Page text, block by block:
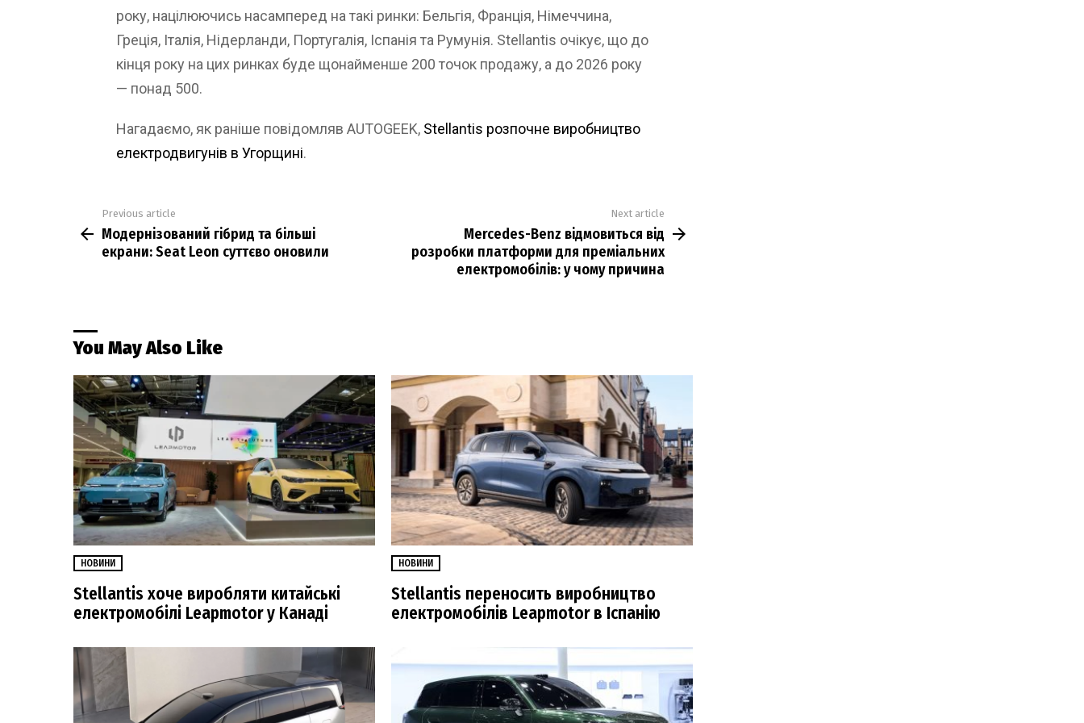
року, націлюючись насамперед на такі ринки: Бельгія, Франція, Німеччина,
Греція, Італія, Нідерланди, Португалія, Іспанія та Румунія. Stellantis очікує, що до
кінця року на цих ринках буде щонайменше 200 точок продажу, а до 2026 року
— понад 500.
Нагадаємо, як раніше повідомляв AUTOGEEK, Stellantis розпочне виробництво
електродвигунів в Угорщині.
more
Previous article
Модернізований гібрид та більші
екрани: Seat Leon суттєво оновили
Next article
Mercedes-Benz відмовиться від
розробки платформи для преміальних
електромобілів: у чому причина
You May Also Like
НОВИНИ
Stellantis хоче виробляти китайські
електромобілі Leapmotor у Канаді
НОВИНИ
Stellantis переносить виробництво
електромобілів Leapmotor в Іспанію